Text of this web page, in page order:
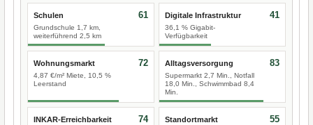
Schulen
Grundschule 1,7 km,
weiterführend 2,5 km
61 Digitale Infrastruktur
36,1 % Gigabit-
Verfügbarkeit
41
Wohnungsmarkt
4,87 €/m² Miete, 10,5 %
Leerstand
72 Alltagsversorgung
Supermarkt 2,7 Min., Notfall
18,0 Min., Schwimmbad 8,4
Min.
83
INKAR-Erreichbarkeit 74 Standortmarkt 55